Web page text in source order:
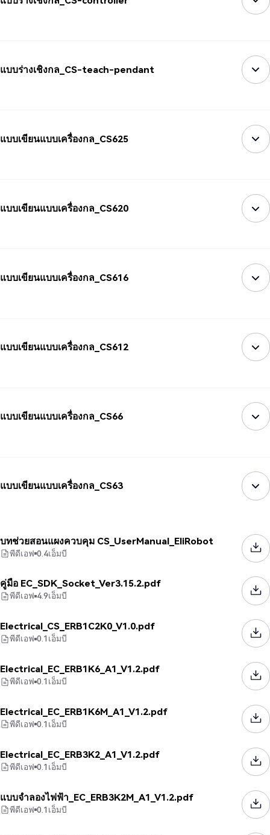
แบบร่างเชิงกล_CS-teach-pendant
แบบเขียนแบบเครื่องกล_CS625
แบบเขียนแบบเครื่องกล_CS620
แบบเขียนแบบเครื่องกล_CS616
แบบเขียนแบบเครื่องกล_CS612
แบบเขียนแบบเครื่องกล_CS66
แบบเขียนแบบเครื่องกล_CS63
บทช่วยสอนแผงควบคุม CS_UserManual_EliRobot
พีดีเอฟ 0.4เอ็มบี
คู่มือ EC_SDK_Socket_Ver3.15.2.pdf
พีดีเอฟ 4.9เอ็มบี
Electrical_CS_ERB1C2K0_V1.0.pdf
พีดีเอฟ 0.1เอ็มบี
Electrical_EC_ERB1K6_A1_V1.2.pdf
พีดีเอฟ 0.1เอ็มบี
Electrical_EC_ERB1K6M_A1_V1.2.pdf
พีดีเอฟ 0.1เอ็มบี
Electrical_EC_ERB3K2_A1_V1.2.pdf
พีดีเอฟ 0.1เอ็มบี
แบบจำลองไฟฟ้า_EC_ERB3K2M_A1_V1.2.pdf
พีดีเอฟ 0.1เอ็มบี